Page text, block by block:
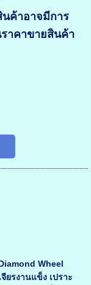
นค้าอาจมีการ
ราคาขายสินค้า
Wheel
ยรงานแข็ง เปราะ